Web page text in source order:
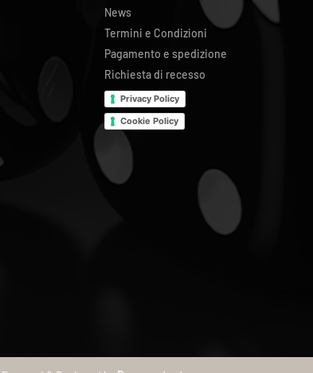
News
Termini e Condizioni
Pagamento e spedizione
Richiesta di recesso
Privacy Policy
Cookie Policy